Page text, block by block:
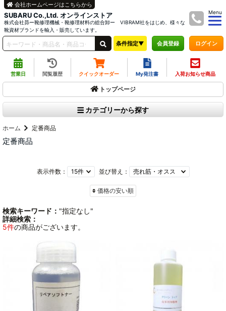
SUBARU Co.,Ltd. オンラインストア
株式会社昴ー靴修理機械・靴修理材料の総合卸ー VIBRAM社をはじめ、様々な
靴資材ブランドを輸入・販売しています。
Menu
会社ホームページはこちらから
条件指定▼ 会員登録 ログイン
営業日 閲覧履歴 クイックオーダー My発注書 入荷お知らせ商品
トップページ
カテゴリーから探す
ホーム 定番商品
定番商品
表示件数： 並び替え：
価格の安い順
検索キーワード： "指定なし"
詳細検索：
5件の商品がございます。